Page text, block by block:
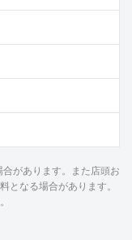
があります。また店頭お
となる場合があります。